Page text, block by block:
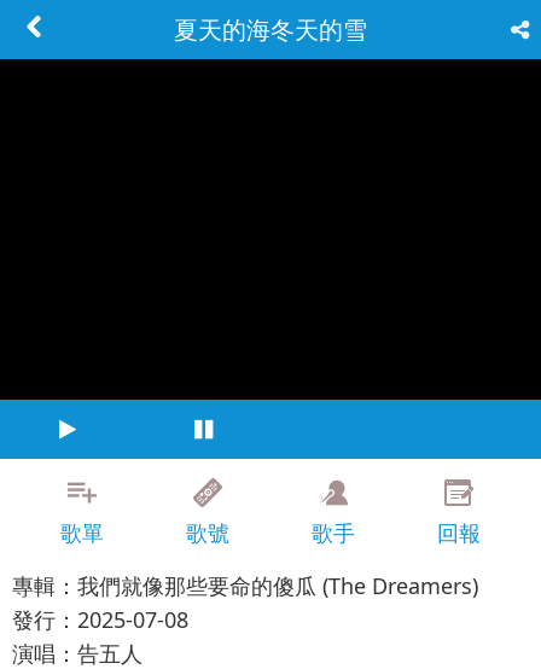
夏天的海冬天的雪
歌單 歌號 歌手
回報
專輯：我們就像那些要命的傻瓜 (The Dreamers)
發行：2025-07-08
演唱：告五人